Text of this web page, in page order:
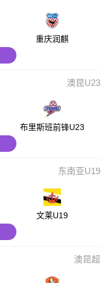
重庆润麒
澳昆U23
布里斯班前锋U23
东南亚U19
文莱U19
澳昆超